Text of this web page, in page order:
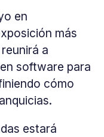
en
más
a
software para
cómo
estará